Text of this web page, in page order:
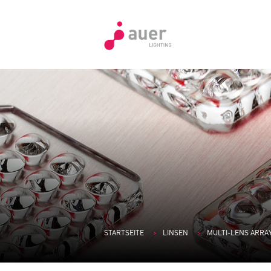
STARTSEITE LINSEN MULTI-LENS